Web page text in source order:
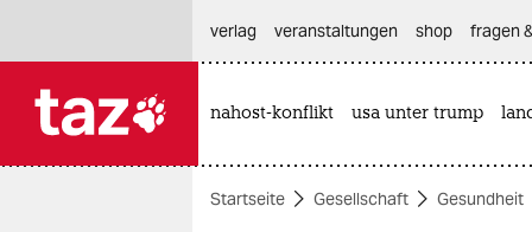
themen
verlag
veranstaltungen shop fragen
nahost-konflikt usa unter trump
Startseite Gesellschaft Gesundheit